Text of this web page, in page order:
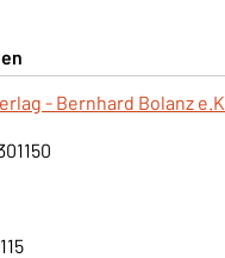
- Bernhard Bolanz e.K.